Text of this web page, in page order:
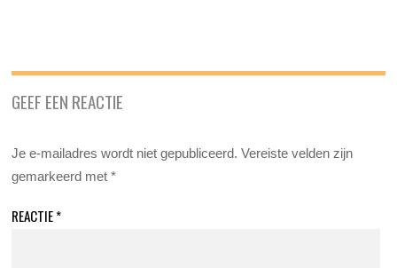
GEEF EEN REACTIE
Je e-mailadres wordt niet gepubliceerd. Vereiste velden zijn
gemarkeerd met*
REACTIE*